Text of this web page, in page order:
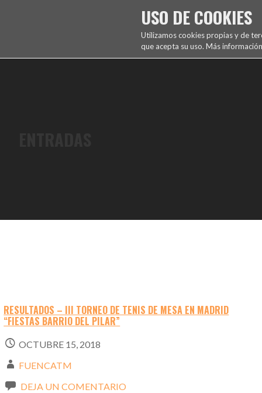
USO DE COOKIES
Utilizamos cookies propias y de
que acepta su uso. Más
FUENCARRAL EL PARDO TENIS DE MESA
RESULTADOS – III TORNEO DE TENIS DE MESA EN MADRID
“FIESTAS BARRIO DEL PILAR”
OCTUBRE 15, 2018
FUENCATM
DEJA UN COMENTARIO